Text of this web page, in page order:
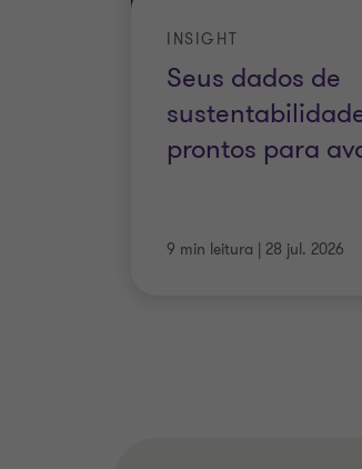
Seus dados de
prontos para
INSIGHT
9 min leitura | 28 jul. 2026